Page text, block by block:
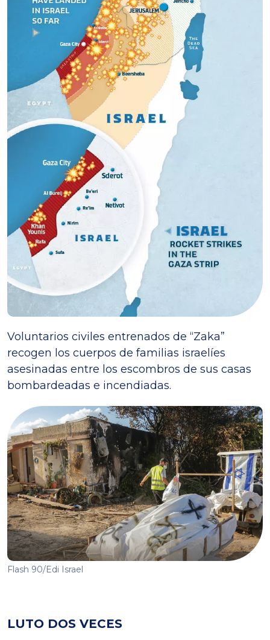
Voluntarios civiles entrenados de “Zaka”
recogen los cuerpos de familias israelíes
asesinadas entre los escombros de sus casas
bombardeadas e incendiadas.
Flash 90/Edi Israel
LUTO DOS VECES